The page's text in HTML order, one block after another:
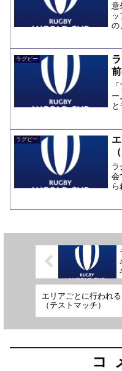
意
の
ラグビー
ー
昼
を
ラグビー
ラ
会
エリアごとに行われ
（テストマッチ）
コ